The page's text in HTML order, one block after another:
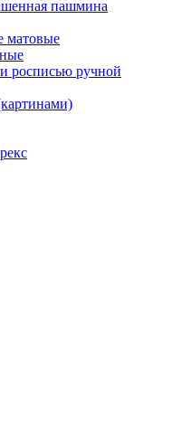
пашмина
матовые
росписью ручной